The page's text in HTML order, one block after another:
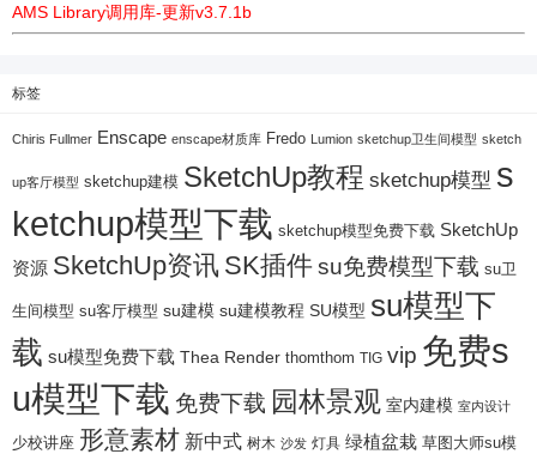
AMS Library调用库-更新v3.7.1b
标签
Chiris Fullmer Enscape enscape材质库 Fredo Lumion sketchup卫生间模型 sketch
up客厅模型 sketchup建模 SketchUp教程 sketchup模型 s
ketchup模型下载 sketchup模型免费下载 SketchUp
资源 SketchUp资讯 SK插件su免费模型下载 su卫
生间模型 su客厅模型 su建模 su建模教程 SU模型 su模型下
载 su模型免费下载 Thea Render thomthom TIG vip 免费s
u模型下载 免费下载 园林景观 室内建模 室内设计
少校讲座 形意素材 新中式 树木 沙发 灯具 绿植盆栽 草图大师su模